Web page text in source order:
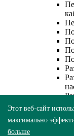
Этот веб-сайт
максимально
больше